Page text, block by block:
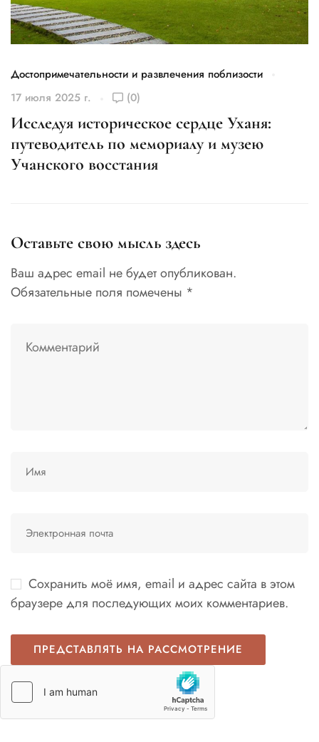
Достопримечательности и развлечения поблизости
17 июля 2025 г.
(0)
Исследуя историческое сердце Уханя:
путеводитель по мемориалу и музею
Учанского восстания
Оставьте свою мысль здесь
Ваш адрес email не будет опубликован.
Обязательные поля помечены *
Сохранить моё имя, email и адрес сайта в этом
браузере для последующих моих комментариев.
Chinese (Taiwan)
Japanese
Korean
French
Italian